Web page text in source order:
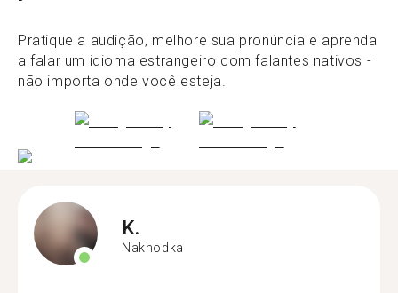
Pratique a audição, melhore sua pronúncia e aprenda
a falar um idioma estrangeiro com falantes nativos -
não importa onde você esteja.
K.
Nakhodka